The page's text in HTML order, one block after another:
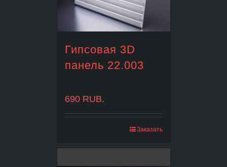
Гипсовая 3D
панель 22.003
690RUB.
Заказать